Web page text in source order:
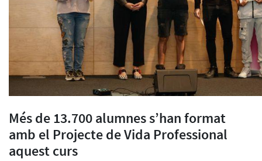
Més de 13.700 alumnes s’han format
amb el Projecte de Vida Professional
aquest curs